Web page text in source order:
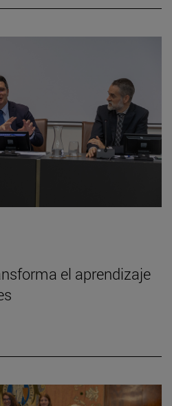
el aprendizaje